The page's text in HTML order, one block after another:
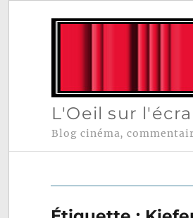
L'Oeil sur
Blog cinéma,